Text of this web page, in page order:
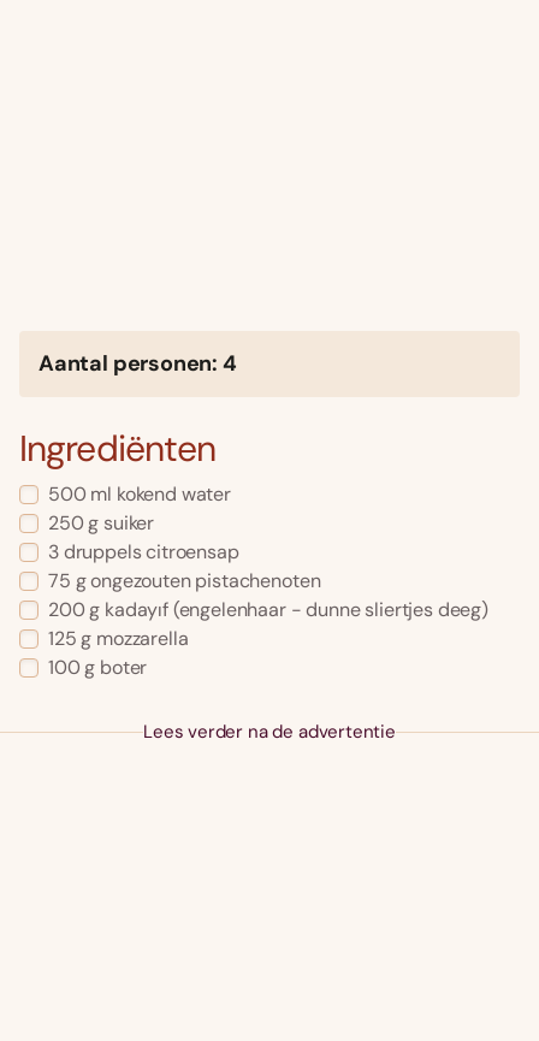
Aantal personen: 4
Ingrediënten
500 ml kokend water
250 g suiker
3 druppels citroensap
75 g ongezouten pistachenoten
200 g kadayıf (engelenhaar - dunne sliertjes deeg)
125 g mozzarella
100 g boter
Lees verder na de advertentie